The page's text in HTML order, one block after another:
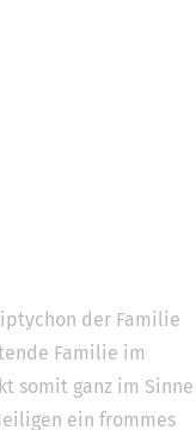
der Familie
Familie im
somit ganz im Sinne
ein frommes